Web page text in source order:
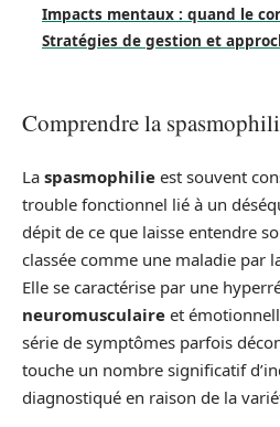
Impacts mentaux : quand le
Stratégies de gestion et
Comprendre la
La spasmophilie est souvent
trouble fonctionnel lié à un
dépit de ce que laisse entendre
classée comme une maladie par
Elle se caractérise par une
neuromusculaire et
série de symptômes parfois
touche un nombre significatif
diagnostiqué en raison de la